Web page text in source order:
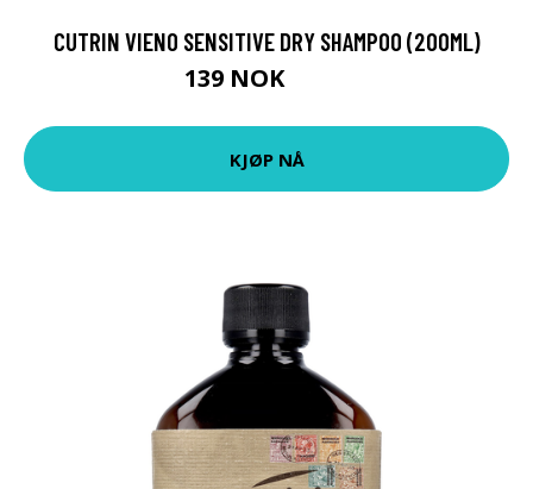
CUTRIN VIENO SENSITIVE DRY SHAMPOO (200ML)
139 NOK
KJØP NÅ